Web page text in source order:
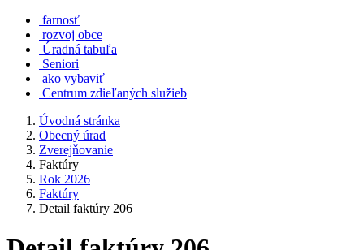
farnosť
rozvoj obce
Úradná tabuľa
Seniori
ako vybaviť
Centrum zdieľaných služieb
Úvodná stránka
Obecný úrad
Zverejňovanie
Faktúry
Rok 2026
Faktúry
Detail faktúry 206